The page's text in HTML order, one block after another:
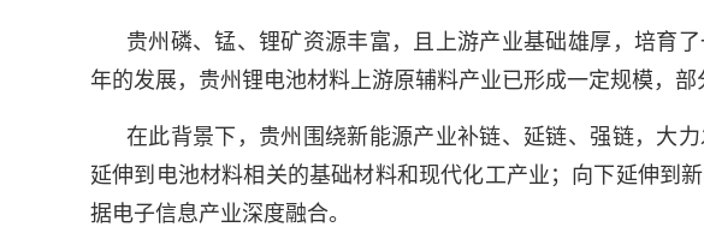
贵州磷、锰、锂矿资源丰富，且上游产业基础雄厚，培育
年的发展，贵州锂电池材料上游原辅料产业已形成一定规模，部
在此背景下，贵州围绕新能源产业补链、延链、强链，大
延伸到电池材料相关的基础材料和现代化工产业；向下延伸到
据电子信息产业深度融合。